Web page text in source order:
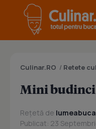
Culinar.RO / Retete
Mini
Rețetă de
Publicat: 23